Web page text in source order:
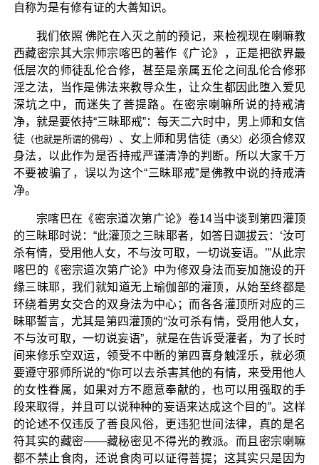
自称为是有修有证的大善知识。
我们依照 佛陀在入灭之前的预记，来检视现在喇嘛教
西藏密宗其大宗师宗喀巴的著作《广论》，正是把欲界最
低层次的师徒乱伦合修，甚至是亲属五伦之间乱伦合修邪
淫之法，当作是佛法来教导众生，让众生都因此堕入爱见
深坑之中，而迷失了菩提路。在密宗喇嘛所说的持戒清
净，就是要依持“三昧耶戒”：每天二六时中，男上师和女信
徒（也就是所谓的佛母） 、女上师和男信徒（勇父） 必须合修双
身法，以此作为是否持戒严谨清净的判断。所以大家千万
不要被骗了，误以为这个“三昧耶戒”是佛教中说的持戒清
净。
宗喀巴在《密宗道次第广论》卷14当中谈到第四灌顶
的三昧耶时说：“此灌顶之三昧耶者，如答日迦拔云：‘汝可
杀有情，受用他人女，不与汝可取，一切说妄语。’”从此宗
喀巴的《密宗道次第广论》中为修双身法而妄加施设的开
缘三昧耶，我们就知道无上瑜伽部的灌顶，从始至终都是
环绕着男女交合的双身法为中心；而各各灌顶所对应的三
昧耶誓言，尤其是第四灌顶的“汝可杀有情，受用他人女，
不与汝可取，一切说妄语”，就是在告诉受灌者，为了长时
间来修乐空双运，领受不中断的第四喜身触淫乐，就必须
要遵守邪师所说的“你可以去杀害其他的有情，来受用他人
的女性眷属，如果对方不愿意奉献的，也可以用强取的手
段来取得，并且可以说种种的妄语来达成这个目的”。这样
的论述不仅违反了善良风俗，更违犯世间法律，真的是名
符其实的藏密——藏秘密见不得光的教派。而且密宗喇嘛
都不禁止食肉，还说食肉可以证得菩提；这其实只是因为